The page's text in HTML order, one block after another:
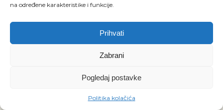
na određene karakteristike i funkcije.
Prihvati
Zabrani
Pogledaj postavke
Politika kolačića